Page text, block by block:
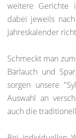
weitere Gerichte
dabei jeweils
Jahreskalender
Schmeckt man
Bärlauch und
sorgen unsere
Auswahl an
auch die